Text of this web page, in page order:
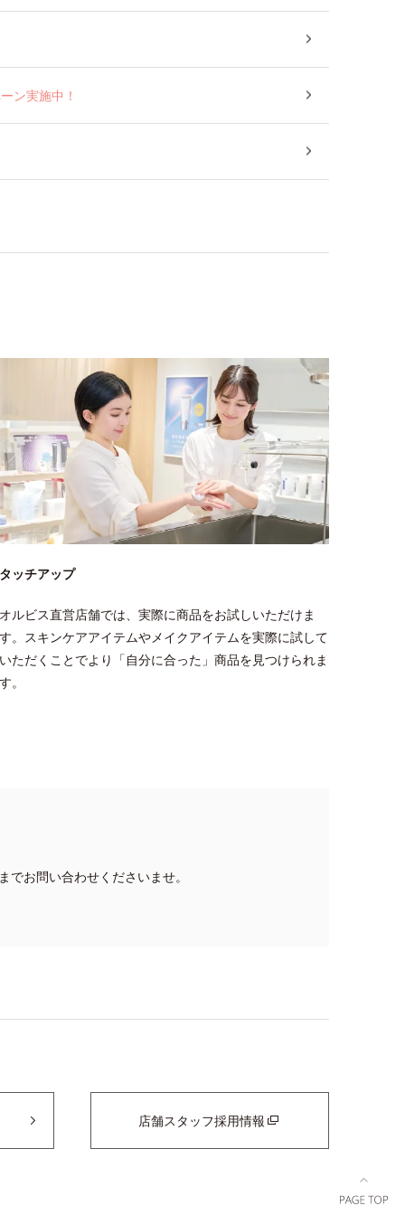
ン実施中！
ッチアップ
ルビス直営店舗では、実際に商品をお試しいただけま
。スキンケアアイテムやメイクアイテムを実際に試して
ただくことでより「自分に合った」商品を見つけられま
。
お問い合わせくださいませ。
店舗スタッフ採用情報